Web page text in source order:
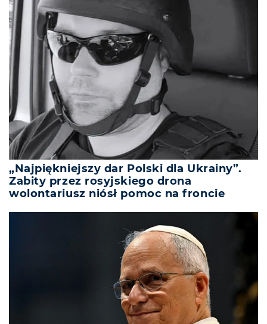
„Najpiękniejszy dar Polski dla Ukrainy”.
Zabity przez rosyjskiego drona
wolontariusz niósł pomoc na froncie